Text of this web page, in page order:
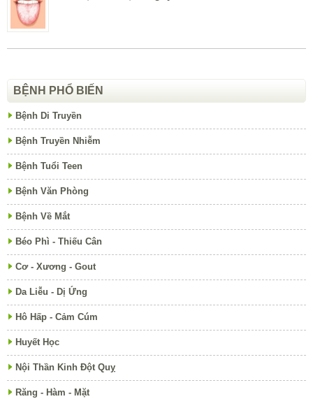
BỆNH PHỔ BIẾN
Bệnh Di Truyền
Bệnh Truyền Nhiễm
Bệnh Tuổi Teen
Bệnh Văn Phòng
Bệnh Về Mắt
Béo Phì - Thiếu Cân
Cơ - Xương - Gout
Da Liễu - Dị Ứng
Hô Hấp - Cảm Cúm
Huyết Học
Nội Thần Kinh Đột Quỵ
Răng - Hàm - Mặt